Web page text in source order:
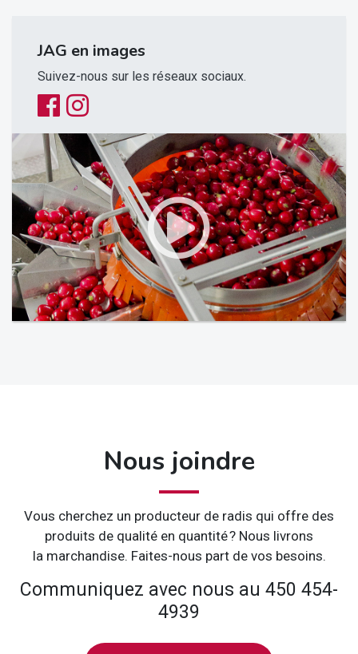
JAG en images
Suivez-nous sur les réseaux sociaux.
Nous joindre
Vous cherchez un producteur de radis qui offre des
produits de qualité en quantité? Nous livrons
la marchandise. Faites-nous part de vos besoins.
Communiquez avec nous au 450 454-
4939